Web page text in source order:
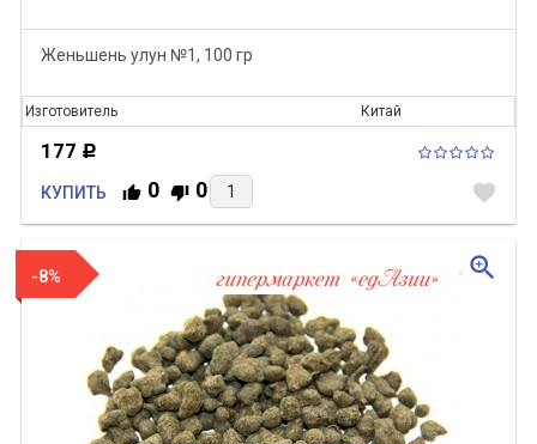
Женьшень улун №1, 100 гр
Изготовитель Китай
177 Р
КУПИТЬ 0 0 favorite
-8% zoom_in